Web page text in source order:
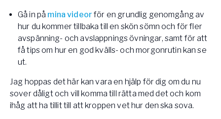
Gå in på mina videor för en grundlig genomgång av
hur du kommer tillbaka till en skön sömn och för fler
avspänning- och avslappnings övningar, samt för att
få tips om hur en god kvälls- och morgonrutin kan se
ut.
Jag hoppas det här kan vara en hjälp för dig om du nu
sover dåligt och vill komma till rätta med det och kom
ihåg att ha tillit till att kroppen vet hur den ska sova.